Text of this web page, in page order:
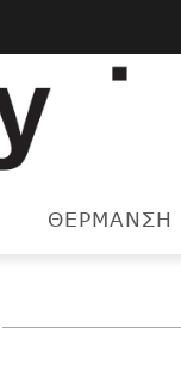
ΘΕΡΜΑΝΣΗ